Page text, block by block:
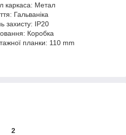
каркаса: Метал
Гальваніка
захисту: IP20
Коробка
планки: 110 mm
2